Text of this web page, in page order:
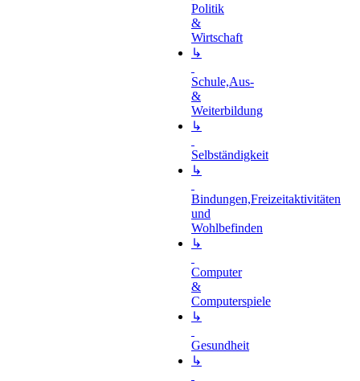
Politik
&
Wirtschaft
↳
Schule,Aus-
&
Weiterbildung
↳
Selbständigkeit
↳
Bindungen,Freizeitaktivitäten
und
Wohlbefinden
↳
Computer
&
Computerspiele
↳
Gesundheit
↳